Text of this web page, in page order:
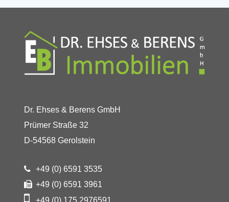
Dr. Ehses & Berens GmbH
Prümer Straße 32
D-54568 Gerolstein
+49 (0) 6591 3535
+49 (0) 6591 3961
+49 (0) 175 2976591